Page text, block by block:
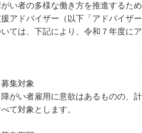
い者の多様な働き方を推進するた
援アドバイザー（以下「アドバイザ
ては、下記により、令和７年度に
集対象
い者雇用に意欲はあるものの、計
て対象とします。